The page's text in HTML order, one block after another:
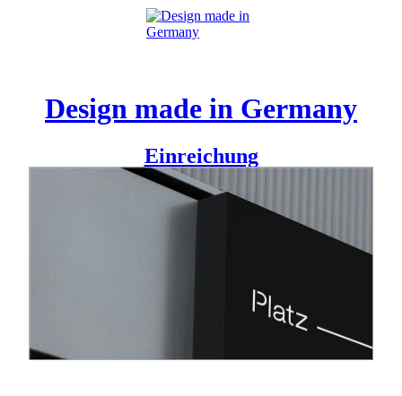
Design made in Germany
Einreichung
Platz – 4 ist ein Café und Restaurant in Köln. Ein Platz für
gutes Essen, schöne Begegnungen und viel Inspiration.
Dieses Gefühl wollten wir mit der Corporate Identity auch
Ansatz des Logos findet sich im Design der Speisekarte, der
Website und weiteren Medien wieder. #platzfueralle